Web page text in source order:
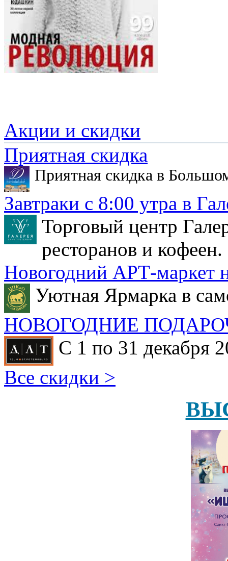
Акции и скидки
Приятная скидка
Приятная скидка в
Завтраки с 8:00 утра в
Торговый центр
ресторанов и кофеен.
Новогодний АРТ-маркет
Уютная Ярмарка в
НОВОГОДНИЕ
С 1 по 31 декабря
Все скидки >